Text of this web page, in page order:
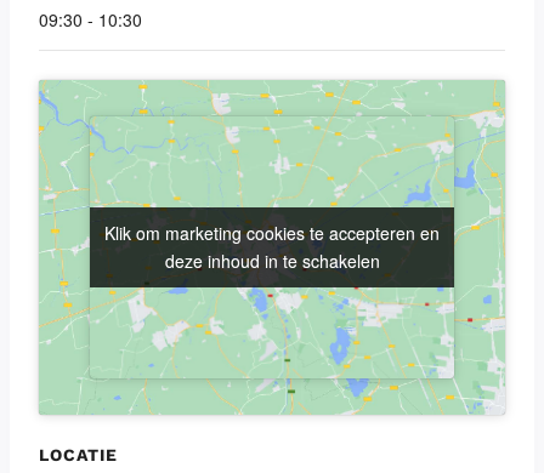
09:30 - 10:30
LOCATIE
Klik om marketing cookies te accepteren en
deze inhoud in te schakelen
Klik om marketing cookies te accepteren en
deze inhoud in te schakelen